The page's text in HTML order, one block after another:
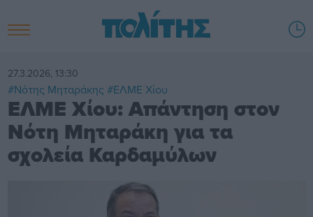
27.3.2026, 13:30
#Νότης Μηταράκης #ΕΛΜΕ Χίου
ΕΛΜΕ Χίου: Απάντηση στον
Νότη Μηταράκη για τα
σχολεία Καρδαμύλων